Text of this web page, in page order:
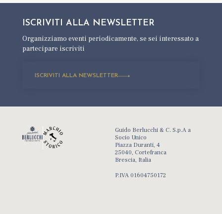
ISCRIVITI ALLA NEWSLETTER
Organizziamo eventi periodicamente,se sei interessato a
partecipare iscriviti
ISCRIVITI ALLA NEWSLETTER
Guido Berlucchi & C. S.p.A a
Socio Unico
Piazza Duranti, 4
25040, Cortefranca
Brescia, Italia
P.IVA 01604750172